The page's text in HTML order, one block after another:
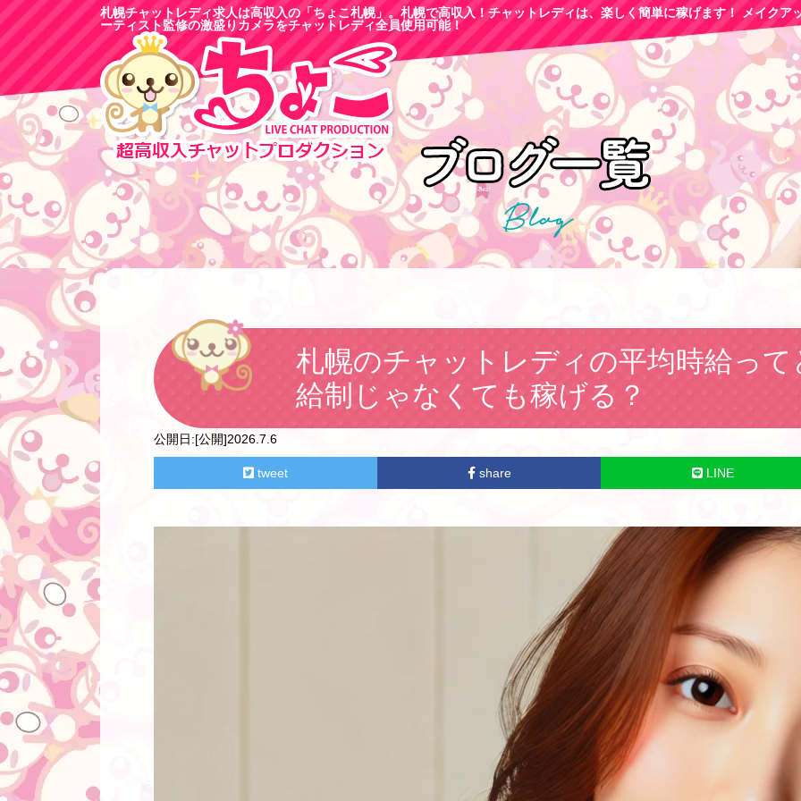
札幌チャットレディ求人は高収入の「ちょこ札幌」。札幌で高収入！チャットレディは、楽しく簡単に稼げます！ メイクア
ーティスト監修の激盛りカメラをチャットレディ全員使用可能！
札幌のチャットレディの平均時給っ
給制じゃなくても稼げる？
公開日:[公開]2026.7.6
tweet share LINE